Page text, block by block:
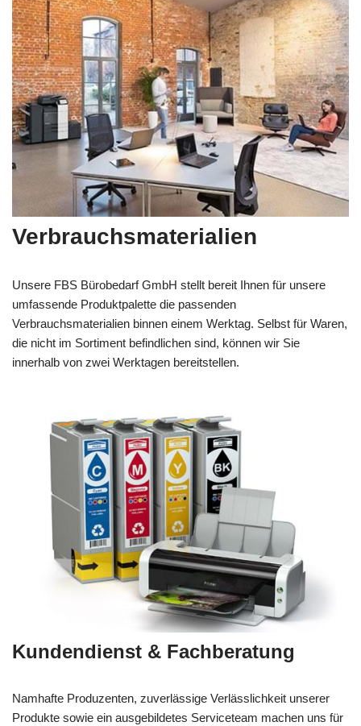
Verbrauchsmaterialien
Unsere FBS Bürobedarf GmbH stellt bereit Ihnen für unsere
umfassende Produktpalette die passenden
Verbrauchsmaterialien binnen einem Werktag. Selbst für Waren,
die nicht im Sortiment befindlichen sind, können wir Sie
innerhalb von zwei Werktagen bereitstellen.
Kundendienst & Fachberatung
Namhafte Produzenten, zuverlässige Verlässlichkeit unserer
Produkte sowie ein ausgebildetes Serviceteam machen uns für